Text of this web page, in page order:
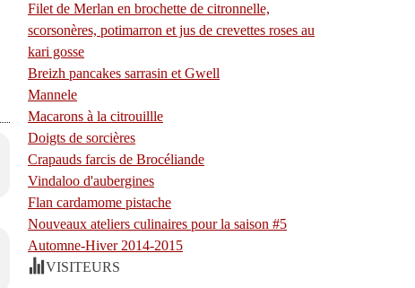
Filet de Merlan en brochette de citronnelle,
scorsonères, potimarron et jus de crevettes roses au
kari gosse
Breizh pancakes sarrasin et Gwell
Mannele
Macarons à la citrouillle
Doigts de sorcières
Crapauds farcis de Brocéliande
Vindaloo d'aubergines
Flan cardamome pistache
Nouveaux ateliers culinaires pour la saison #5
Automne-Hiver 2014-2015
VISITEURS